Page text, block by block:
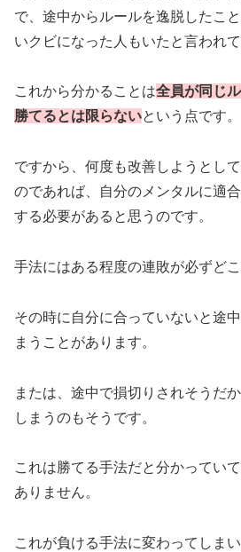
で、途中からルールを逸脱したこ
いクビになった人もいたと言われて
これから分かることは全員が同じ
勝てるとは限らないという点です。
ですから、何度も改善しようとし
のであれば、自分のメンタルに適
する必要があると思うのです。
手法にはある程度の連敗が必ずど
その時に自分に合っていないと途
まうことがあります。
または、途中で損切りされそうだ
しまうのもそうです。
これは勝てる手法だと分かってい
ありません。
これが負ける手法に変わってしま